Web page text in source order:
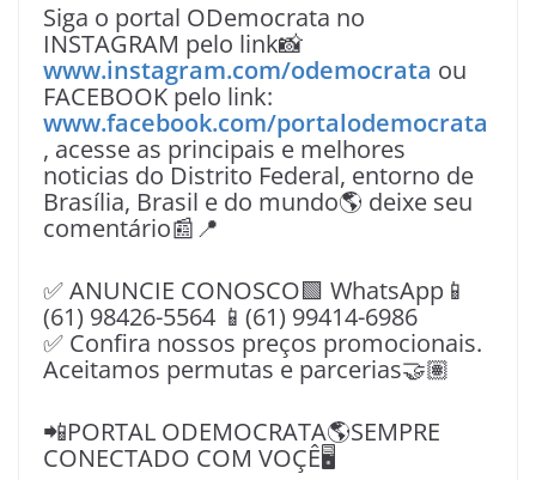
Siga o portal ODemocrata no
INSTAGRAM pelo link📸
www.instagram.com/odemocrata ou
FACEBOOK pelo link:
www.facebook.com/portalodemocrata
, acesse as principais e melhores
noticias do Distrito Federal, entorno de
Brasília, Brasil e do mundo🌎 deixe seu
comentário📰📍
✅ ANUNCIE CONOSCO🟩 WhatsApp📱
(61) 98426-5564 📱(61) 99414-6986
✅ Confira nossos preços promocionais.
Aceitamos permutas e parcerias🤝🏽
📲PORTAL ODEMOCRATA🌎SEMPRE
CONECTADO COM VOÇÊ🖥️